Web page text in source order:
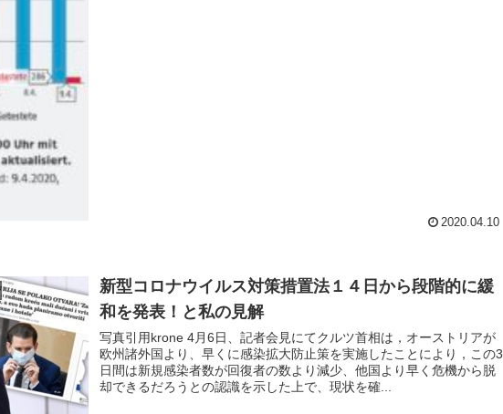
2020.04.10
新型コロナウイルス対策措置法１４日から段階的に緩
和を発表！と私の見解
写真引用krone 4月6日、記者会見にてクルツ首相は，オーストリアが
欧州諸外国より、早くに感染拡大防止策を実施したことにより，この3
日間は新規感染者数が回復者の数より減少、他国より早く危機から脱
却できるだろうとの認識を示した上で、現状を確...